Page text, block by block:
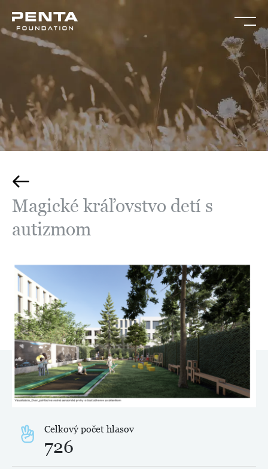
Magické kráľovstvo detí s
autizmom
Celkový počet hlasov
726